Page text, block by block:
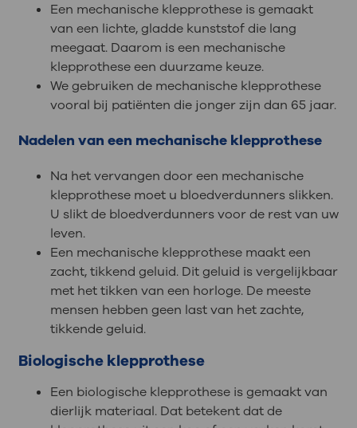
Een mechanische klepprothese is gemaakt
van een lichte, gladde kunststof die lang
meegaat. Daarom is een mechanische
klepprothese een duurzame keuze.
We gebruiken de mechanische klepprothese
vooral bij patiënten die jonger zijn dan 65 jaar.
Nadelen van een mechanische klepprothese
Na het vervangen door een mechanische
klepprothese moet u bloedverdunners slikken.
U slikt de bloedverdunners voor de rest van uw
leven.
Een mechanische klepprothese maakt een
zacht, tikkend geluid. Dit geluid is vergelijkbaar
met het tikken van een horloge. De meeste
mensen hebben geen last van het zachte,
tikkende geluid.
Biologische klepprothese
Een biologische klepprothese is gemaakt van
dierlijk materiaal. Dat betekent dat de